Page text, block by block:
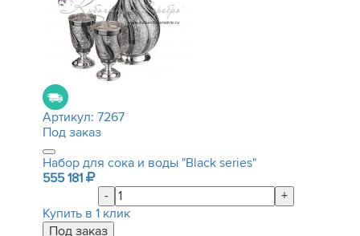
Артикул: 7267
Под заказ
Набор для сока и воды "Black series"
555 181
-
+
Купить в 1 клик